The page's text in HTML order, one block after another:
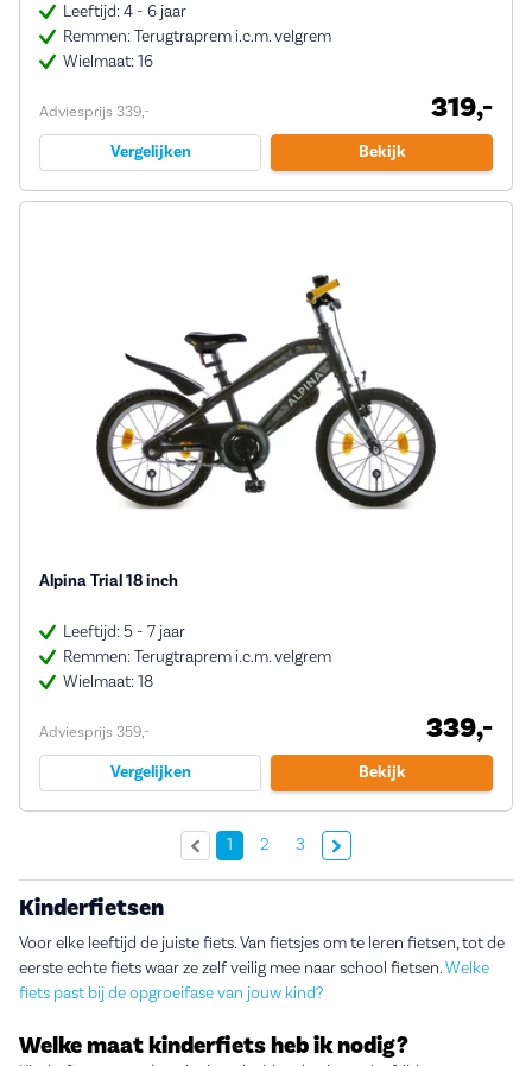
Leeftijd: 4 - 6 jaar
Remmen: Terugtraprem i.c.m. velgrem
Wielmaat: 16
Adviesprijs 339,- 319,-
Vergelijken Bekijk
Alpina Trial 18 inch
Leeftijd: 5 - 7 jaar
Remmen: Terugtraprem i.c.m. velgrem
Wielmaat: 18
Adviesprijs 359,- 339,-
Vergelijken Bekijk
1 2 3 Volgende »
Kinderfietsen
Voor elke leeftijd de juiste fiets. Van fietsjes om te leren fietsen, tot de
eerste echte fiets waar ze zelf veilig mee naar school fietsen.Welke
fiets past bij de opgroeifase van jouw kind?
Welke maat kinderfiets heb ik nodig?